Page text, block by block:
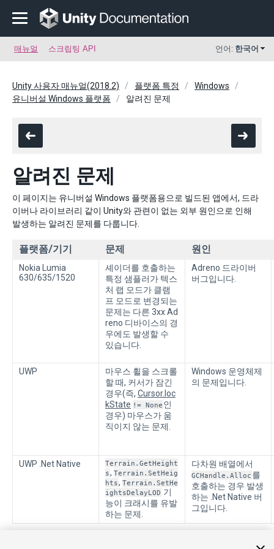
매뉴얼 스크립팅 API 언어: 한국어
Unity 사용자 매뉴얼(2018.2) 플랫폼 특정
Windows
유니버설 Windows 플랫폼
알려진 문제
알려진 문제
이 페이지는 유니버설 Windows 플랫폼용으로 빌드된 앱에서, 드라
이버나 라이브러리 같이 Unity와 관련이 없는 외부 원인으로 인해
발생하는 알려진 문제를 다룹니다.
플랫폼/기기 문제 원인
Nokia Lumia
630/635/1520
셰이더를 호출하는
특정 샘플러가 텍스
처 랩 모드가 클램
프 모드로 변경되는
문제는 다른 3xx Ad
reno 디바이스의 경
우에도 발생할 수
있습니다.
Adreno 드라이버
버그입니다.
UWP
마우스 휠을 스크롤
할 때, 커서가 잠긴
경우(즉, Cursor.loc
kState != None 인
경우) 마우스가 움
직이지 않는 문제.
Windows 운영체제
의 문제입니다.
UWP .Net Native
Terrain.GetHeight
s, Terrain.SetHeig
hts, Terrain.SetHe
ightsDelayLOD 기
능이 크래시를 유발
하는 문제.
다차원 배열에서
GCHandle.Alloc 를
호출하는 경우 발생
하는 .Net Native 버
그입니다.